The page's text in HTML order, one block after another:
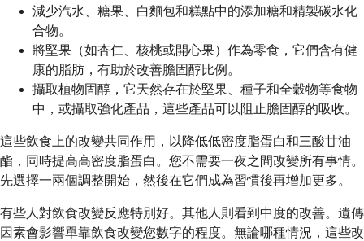
減少汽水、糖果、白麵包和糕點中的添加糖和精製碳水化
合物。
將堅果（如杏仁、核桃或開心果）作為零食，它們含有健
康的脂肪，有助於改善膽固醇比例。
攝取植物固醇，它天然存在於堅果、種子和全穀物等食物
中，或攝取強化產品，這些產品可以阻止膽固醇的吸收。
這些飲食上的改變共同作用，以降低低密度脂蛋白和三酸甘油
酯，同時提高高密度脂蛋白。您不需要一夜之間改變所有事情。
先選擇一兩個調整開始，然後在它們成為習慣後再增加更多。
有些人對飲食改變反應特別好。其他人則看到中度的改善。遺傳
因素會影響單靠飲食改變您數字的程度。無論哪種情況，這些改